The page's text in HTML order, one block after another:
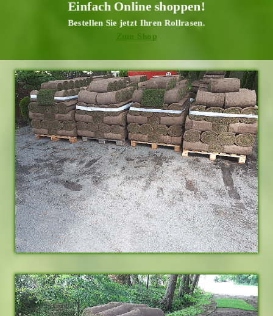
Einfach Online shoppen!
Bestellen Sie jetzt Ihren Rollrasen.
Zum Shop